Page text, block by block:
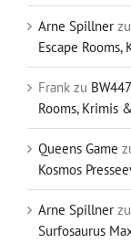
Arne Spillner zu
Escape
Frank zu
Rooms, Krimis
Queens Game
Kosmos
Arne Spillner zu
Surfosaurus